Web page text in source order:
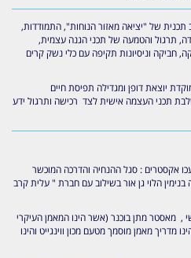
של "יציאה מאזור הנוחות", התמודדות,
תרגול והטמעה של תכני הגנה עצמית,
חביקה וניסיונות תקיפה עם כלי נשק קרים
יוצאת דופן ומגדילה תפיסת חיים
תכני העצמה אישית לצד רכישה ותרגול ידע
אקסטרים : סגל ההנחיה והדרכה המוכשר
הלוי גן אור בשילוב עם חברת " עלית קרב
מאסטר מתן בוכנר (אשר הינו המאמן העיקרי
מדריך מאמן מוסמך מטעם מכון ווינגייט והינו